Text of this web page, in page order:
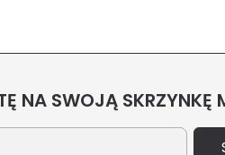
NA SWOJĄ SKRZYNKĘ